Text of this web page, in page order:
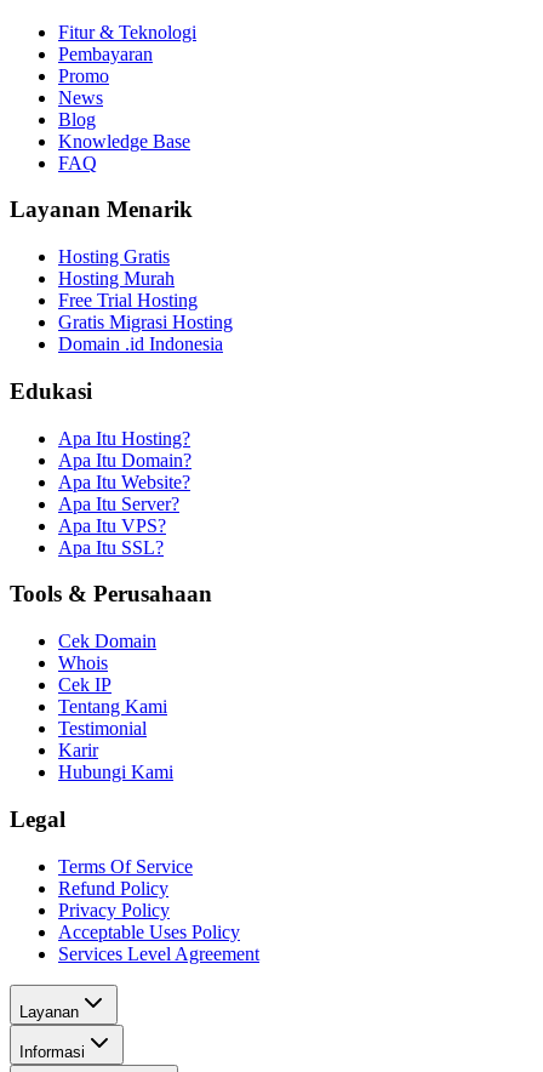
Fitur & Teknologi
Pembayaran
Promo
News
Blog
Knowledge Base
FAQ
Layanan Menarik
Hosting Gratis
Hosting Murah
Free Trial Hosting
Gratis Migrasi Hosting
Domain .id Indonesia
Edukasi
Apa Itu Hosting?
Apa Itu Domain?
Apa Itu Website?
Apa Itu Server?
Apa Itu VPS?
Apa Itu SSL?
Tools & Perusahaan
Cek Domain
Whois
Cek IP
Tentang Kami
Testimonial
Karir
Hubungi Kami
Legal
Terms Of Service
Refund Policy
Privacy Policy
Acceptable Uses Policy
Services Level Agreement
Layanan
Informasi